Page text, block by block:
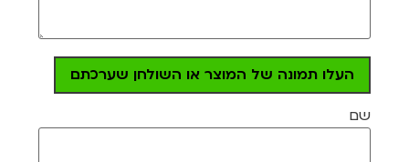
העלו תמונה של המוצר או השולחן שערכתם
שם